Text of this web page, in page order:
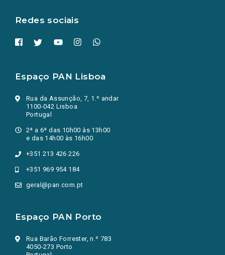
Redes sociais
Espaço PAN Lisboa
Rua da Assunção, 7, 1.º andar
1100-042 Lisboa
Portugal
2ª a 6ª das 10h00 às 13h00
e das 14h00 às 16h00
+351 213 426 226
+351 969 954 184
geral@pan.com.pt
Espaço PAN Porto
Rua Barão Forrester, n.º 783
4050-273 Porto